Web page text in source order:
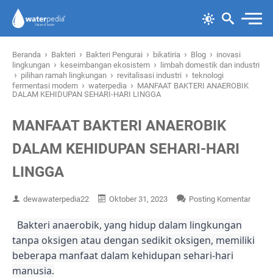
Beranda › Bakteri › Bakteri Pengurai › bikatiria › Blog › inovasi
lingkungan › keseimbangan ekosistem › limbah domestik dan industri
› pilihan ramah lingkungan › revitalisasi industri › teknologi
fermentasi modern › waterpedia › MANFAAT BAKTERI ANAEROBIK
DALAM KEHIDUPAN SEHARI-HARI LINGGA
MANFAAT BAKTERI ANAEROBIK
DALAM KEHIDUPAN SEHARI-HARI
LINGGA
dewawaterpedia22 Oktober 31, 2023 Posting Komentar
Bakteri anaerobik, yang hidup dalam lingkungan
tanpa oksigen atau dengan sedikit oksigen, memiliki
beberapa manfaat dalam kehidupan sehari-hari
manusia.